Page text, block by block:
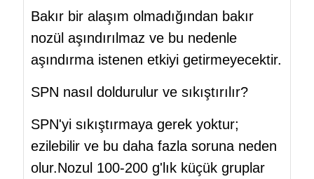
Bakır bir alaşım olmadığından bakır
nozül aşındırılmaz ve bu nedenle
aşındırma istenen etkiyi getirmeyecektir.
SPN nasıl doldurulur ve sıkıştırılır?
SPN'yi sıkıştırmaya gerek yoktur;
ezilebilir ve bu daha fazla soruna neden
olur.Nozul 100-200 g'lık küçük gruplar